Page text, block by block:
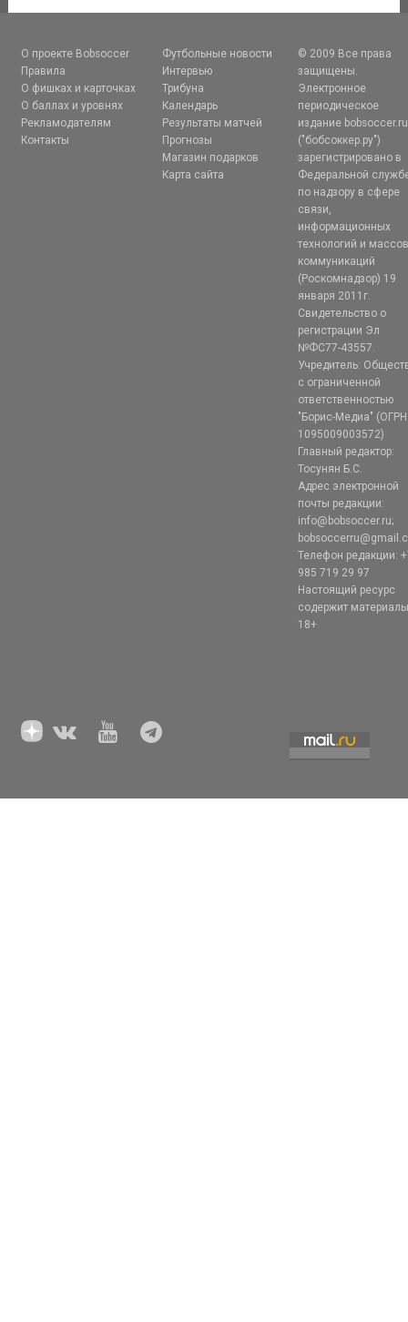
О проекте Bobsoccer
Правила
О фишках и карточках
О баллах и уровнях
Рекламодателям
Контакты
Футбольные новости
Интервью
Трибуна
Календарь
Результаты матчей
Прогнозы
Магазин подарков
Карта сайта
© 2009 Все права
защищены.
Электронное
периодическое
издание bobsoccer.ru
("бобсоккер.ру")
зарегистрировано в
Федеральной
по надзору в сфере
связи,
информационных
технологий и
коммуникаций
(Роскомнадзор) 19
января 2011г.
Свидетельство о
регистрации Эл
№ФС77-43557.
Учредитель:
с ограниченной
ответственностью
"Борис-Медиа" (ОГРН
1095009003572)
Главный редактор:
Тосунян Б.С.
Адрес электронной
почты редакции:
info@bobsoccer.ru;
Телефон редакции:
985 719 29 97
Настоящий ресурс
содержит
18+